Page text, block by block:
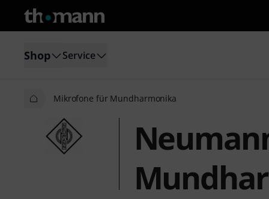
Shop Service
Mikrofone für Mundharmonika